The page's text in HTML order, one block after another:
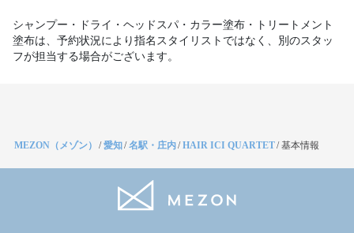
シャンプー・ドライ・ヘッドスパ・カラー塗布・トリートメント
塗布は、予約状況により指名スタイリストではなく、別のスタッ
フが担当する場合がございます。
MEZON（メゾン） /愛知/名駅・庄内/HAIR ICI QUARTET/基本情報